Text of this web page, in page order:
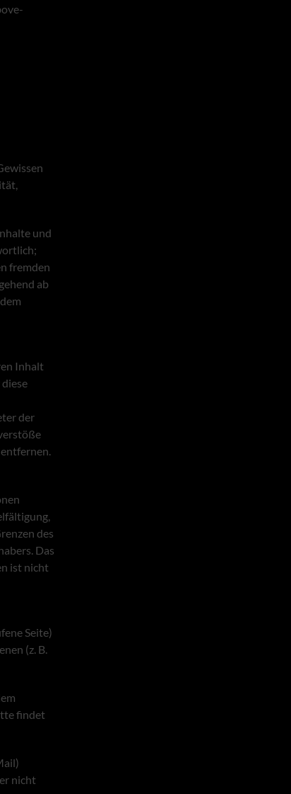
und
fremden
ab
Inhalt
der
des
Das
ist nicht
Seite)
(z. B.
findet
nicht